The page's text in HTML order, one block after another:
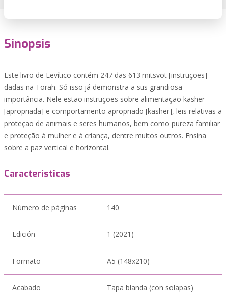
Sinopsis
Este livro de Levítico contém 247 das 613 mitsvot [instruções]
dadas na Torah. Só isso já demonstra a sus grandiosa
importância. Nele estão instruções sobre alimentação kasher
[apropriada] e comportamento apropriado [kasher], leis relativas a
proteção de animais e seres humanos, bem como pureza familiar
e proteção à mulher e à criança, dentre muitos outros. Ensina
sobre a paz vertical e horizontal.
Características
Número de páginas 140
Edición 1 (2021)
Formato A5 (148x210)
Acabado Tapa blanda (con solapas)